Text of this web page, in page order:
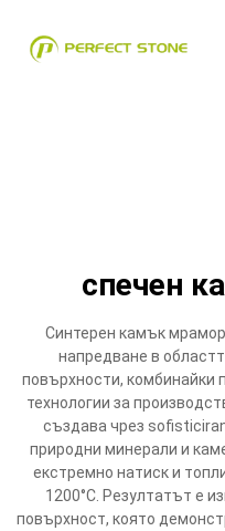
спечен
Синтерен камък
напредване в
повърхности, комбинайки
технологии за
създава чрез
природни минерали и
екстремно натиск и
1200°C. Резултатът е
повърхност, която